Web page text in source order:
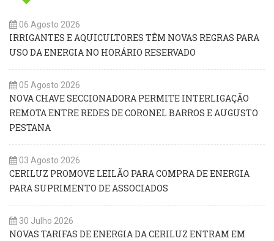
06 Agosto 2026
IRRIGANTES E AQUICULTORES TÊM NOVAS REGRAS PARA
USO DA ENERGIA NO HORÁRIO RESERVADO
05 Agosto 2026
NOVA CHAVE SECCIONADORA PERMITE INTERLIGAÇÃO
REMOTA ENTRE REDES DE CORONEL BARROS E AUGUSTO
PESTANA
03 Agosto 2026
CERILUZ PROMOVE LEILÃO PARA COMPRA DE ENERGIA
PARA SUPRIMENTO DE ASSOCIADOS
30 Julho 2026
NOVAS TARIFAS DE ENERGIA DA CERILUZ ENTRAM EM